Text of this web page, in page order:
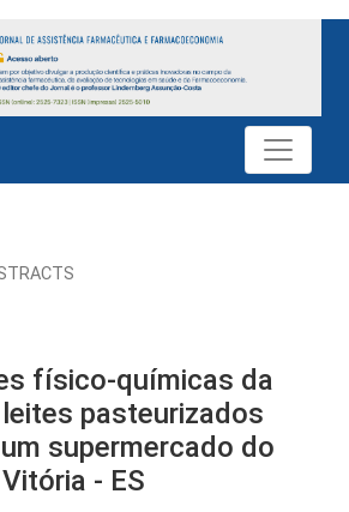
químicas da qualidade de leites
físico-químicas da
pasteurizados
supermercado do
- ES